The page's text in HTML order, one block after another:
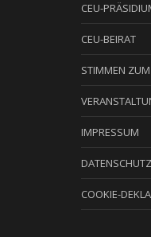
CEU-
CEU-BEIRAT
STIMMEN
IMPRESSUM
DATENSCHUTZ
COOKIE-